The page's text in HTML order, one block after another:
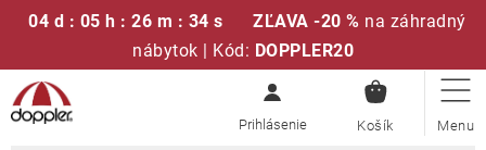
04 d : 05 h : 26 m : 34 s ZĽAVA -20 % na záhradný
nábytok | Kód: DOPPLER20
Prejsť
na
obsah
KOŠÍK
Sedacie súpravy